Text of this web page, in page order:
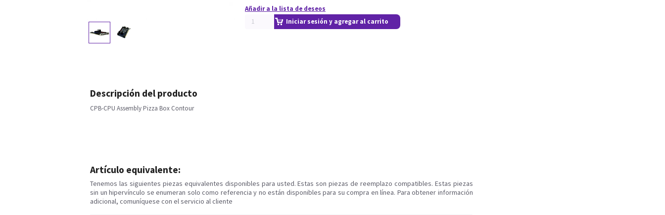
Añadir a la lista de deseos
Iniciar sesión y agregar al carrito
Descripción del producto
CPB-CPU Assembly Pizza Box Contour
Artículo equivalente:
Tenemos las siguientes piezas equivalentes disponibles para usted. Estas son piezas de reemplazo compatibles. Estas piezas
sin un hipervínculo se enumeran solo como referencia y no están disponibles para su compra en línea. Para obtener información
adicional, comuníquese con el servicio al cliente